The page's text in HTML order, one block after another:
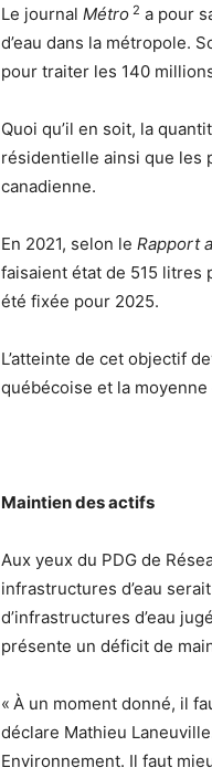
Le journal Métro 2 a pour
d’eau dans la métropole.
pour traiter les 140
Quoi qu’il en soit, la
résidentielle ainsi que les
canadienne.
En 2021, selon le Rapport
faisaient état de 515 litres
été fixée pour 2025.
L’atteinte de cet objectif
québécoise et la
Maintien des actifs
Aux yeux du PDG de
infrastructures d’eau
d’infrastructures d’eau
présente un déficit de
« À un moment donné, il
déclare Mathieu
Environnement. Il faut